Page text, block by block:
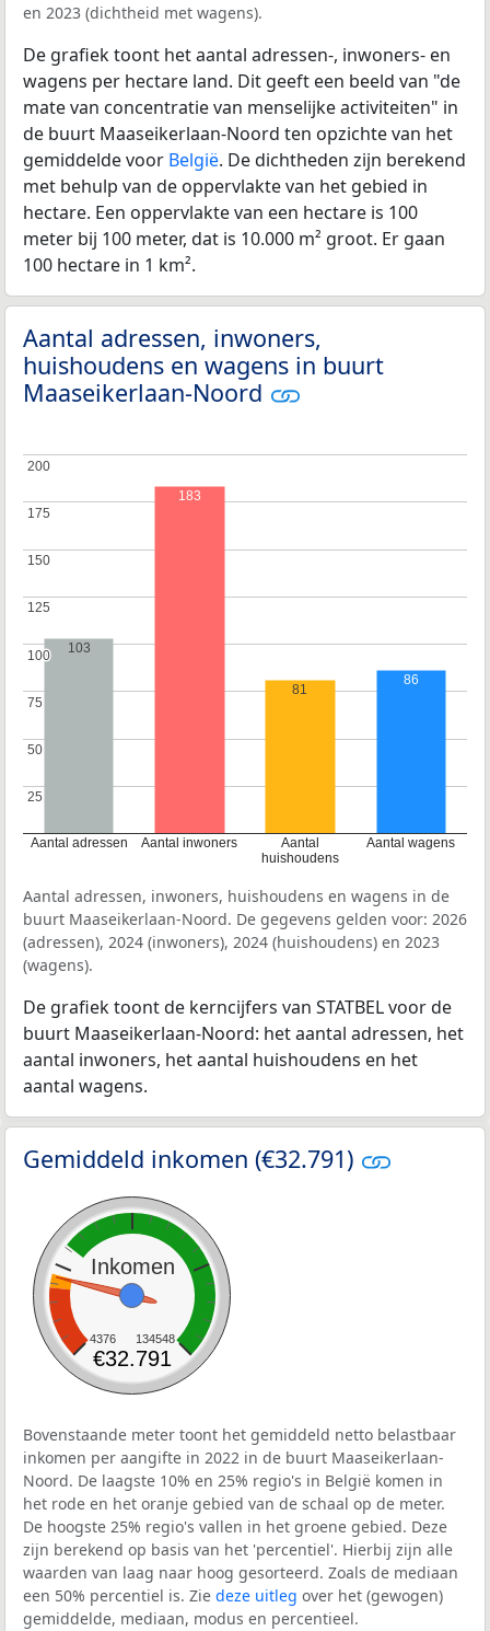
en 2023 (dichtheid met wagens).
De grafiek toont het aantal adressen-, inwoners- en
wagens per hectare land. Dit geeft een beeld van "de
mate van concentratie van menselijke activiteiten" in
de buurt Maaseikerlaan-Noord ten opzichte van het
gemiddelde voor België. De dichtheden zijn berekend
met behulp van de oppervlakte van het gebied in
hectare. Een oppervlakte van een hectare is 100
meter bij 100 meter, dat is 10.000 m² groot. Er gaan
100 hectare in 1 km².
Aantal adressen, inwoners,
huishoudens en wagens in buurt
Maaseikerlaan-Noord
Aantal adressen Aantal inwoners
Aantal
huishoudens
Aantal wagens
25
25
50
50
75
75
100
100
125
125
150
150
175
175
200
200
103
183
81
86
Aantal adressen, inwoners, huishoudens en wagens in de
buurt Maaseikerlaan-Noord. De gegevens gelden voor: 2026
(adressen), 2024 (inwoners), 2024 (huishoudens) en 2023
(wagens).
De grafiek toont de kerncijfers van STATBEL voor de
buurt Maaseikerlaan-Noord: het aantal adressen, het
aantal inwoners, het aantal huishoudens en het
aantal wagens.
Gemiddeld inkomen (€32.791)
Inkomen
4376 134548
€32.791
Bovenstaande meter toont het gemiddeld netto belastbaar
inkomen per aangifte in 2022 in de buurt Maaseikerlaan-
Noord. De laagste 10% en 25% regio's in België komen in
het rode en het oranje gebied van de schaal op de meter.
De hoogste 25% regio's vallen in het groene gebied. Deze
zijn berekend op basis van het 'percentiel'. Hierbij zijn alle
waarden van laag naar hoog gesorteerd. Zoals de mediaan
een 50% percentiel is. Zie deze uitleg over het (gewogen)
gemiddelde, mediaan, modus en percentieel.